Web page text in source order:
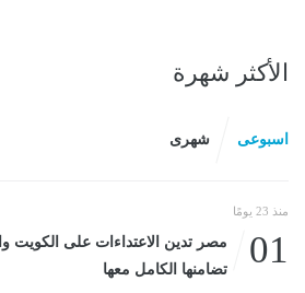
الأكثر شهرة
اسبوعى شهرى
منذ 23 يومًا
01
مصر تدين الاعتداءات على الكويت
تضامنها الكامل معها